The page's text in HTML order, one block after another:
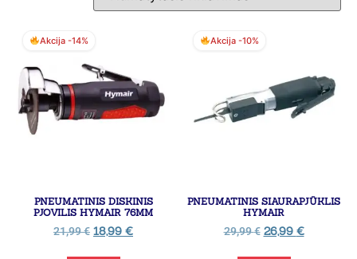
Akcija -14%
PNEUMATINIS DISKINIS
PJOVILIS HYMAIR 76MM
21,99€ 18,99 €
Akcija -10%
PNEUMATINIS SIAURAPJŪKLIS
HYMAIR
29,99€ 26,99 €